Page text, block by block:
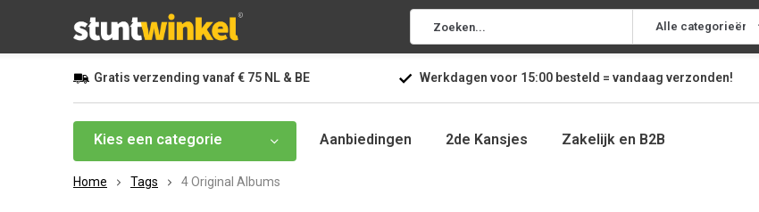
Alle categorieën
Gratis verzending vanaf€ 75 NL & BE Werkdagen voor 15:00besteld = vandaag verzonden!
Kies een categorie Aanbiedingen 2de Kansjes Zakelijk en B2B
Home Tags 4 Original Albums